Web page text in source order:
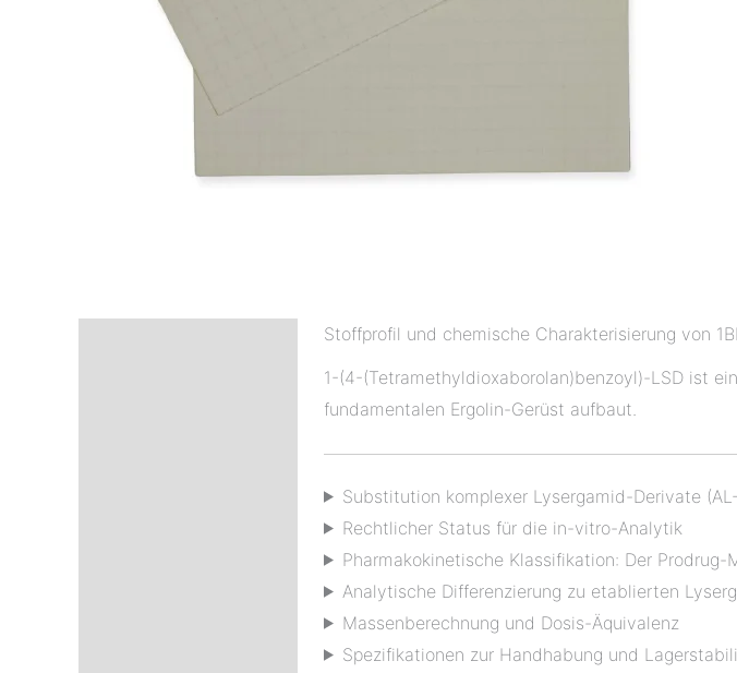
Stoffprofil und chemische Charakterisierung von
1-(4-(Tetramethyldioxaborolan)benzoyl)-LSD ist
fundamentalen Ergolin-Gerüst aufbaut.
Substitution komplexer Lysergamid-Derivate
Rechtlicher Status für die in-vitro-Analytik
Pharmakokinetische Klassifikation: Der Prodrug-
Analytische Differenzierung zu etablierten
Massenberechnung und Dosis-Äquivalenz
Spezifikationen zur Handhabung und